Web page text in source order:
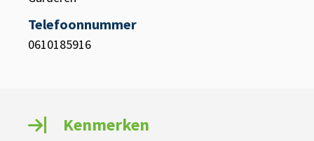
Telefoonnummer
0610185916
Kenmerken